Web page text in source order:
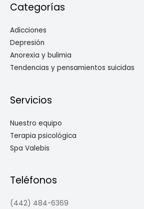
Categorías
Adicciones
Depresión
Anorexia y bulimia
Tendencias y pensamientos suicidas
Servicios
Nuestro equipo
Terapia psicológica
Spa Valebis
Teléfonos
(442) 484-6369